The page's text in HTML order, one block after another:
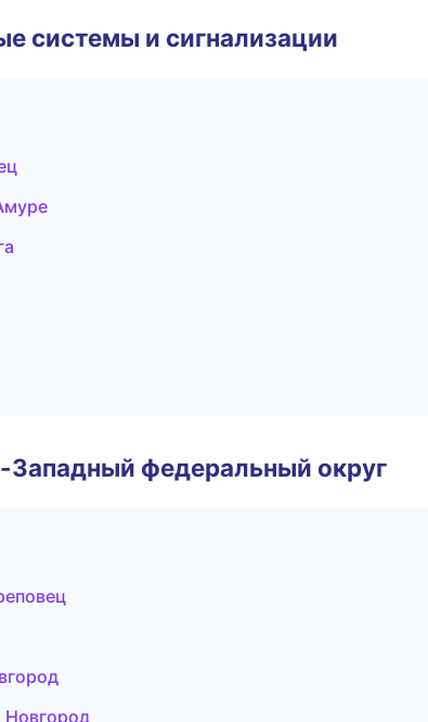
системы и сигнализации
Западный федеральный округ
Новгород